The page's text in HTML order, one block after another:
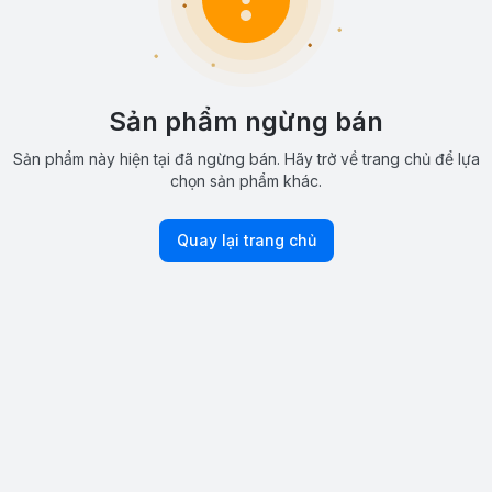
Sản phẩm ngừng bán
Sản phẩm này hiện tại đã ngừng bán. Hãy trở về trang chủ để lựa
chọn sản phẩm khác.
Quay lại trang chủ